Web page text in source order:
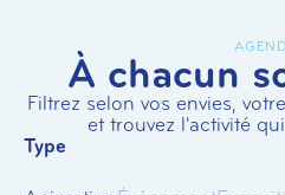
À chacun
Filtrez selon vos envies,
et trouvez l'activité
Type